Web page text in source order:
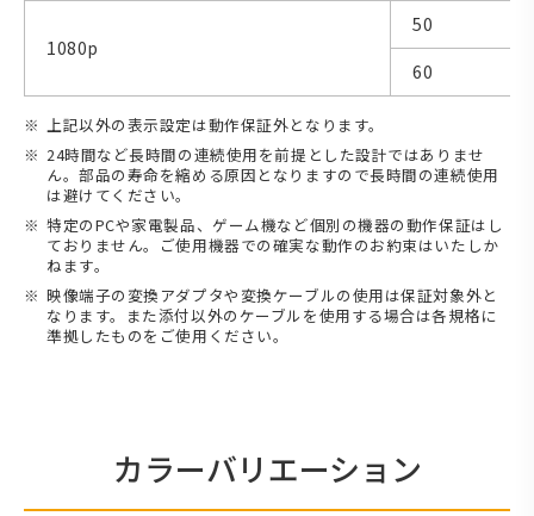
1080p
50
60
上記以外の表示設定は動作保証外となります。
24時間など長時間の連続使用を前提とした設計ではありませ
ん。部品の寿命を縮める原因となりますので長時間の連続使用
は避けてください。
特定のPCや家電製品、ゲーム機など個別の機器の動作保証はし
ておりません。ご使用機器での確実な動作のお約束はいたしか
ねます。
映像端子の変換アダプタや変換ケーブルの使用は保証対象外と
なります。また添付以外のケーブルを使用する場合は各規格に
準拠したものをご使用ください。
カラーバリエーション